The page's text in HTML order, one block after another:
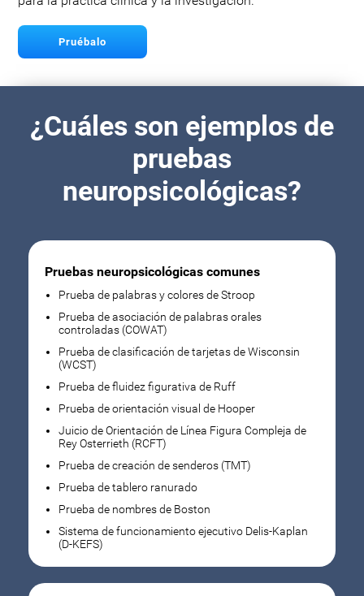
Pruébalo
¿Cuáles son ejemplos de
pruebas
neuropsicológicas?
Pruebas neuropsicológicas comunes
Prueba de palabras y colores de Stroop
Prueba de asociación de palabras orales
controladas (COWAT)
Prueba de clasificación de tarjetas de Wisconsin
(WCST)
Prueba de fluidez figurativa de Ruff
Prueba de orientación visual de Hooper
Juicio de Orientación de Línea Figura Compleja de
Rey Osterrieth (RCFT)
Prueba de creación de senderos (TMT)
Prueba de tablero ranurado
Prueba de nombres de Boston
Sistema de funcionamiento ejecutivo Delis-Kaplan
(D-KEFS)